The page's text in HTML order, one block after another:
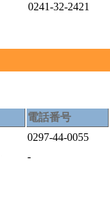
0241-32-2421
電話番号
0297-44-0055
-